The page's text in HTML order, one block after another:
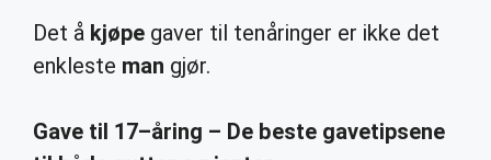
Det å kjøpe gaver til tenåringer er ikke det
enkleste man gjør.
Gave til 17–åring – De beste gavetipsene